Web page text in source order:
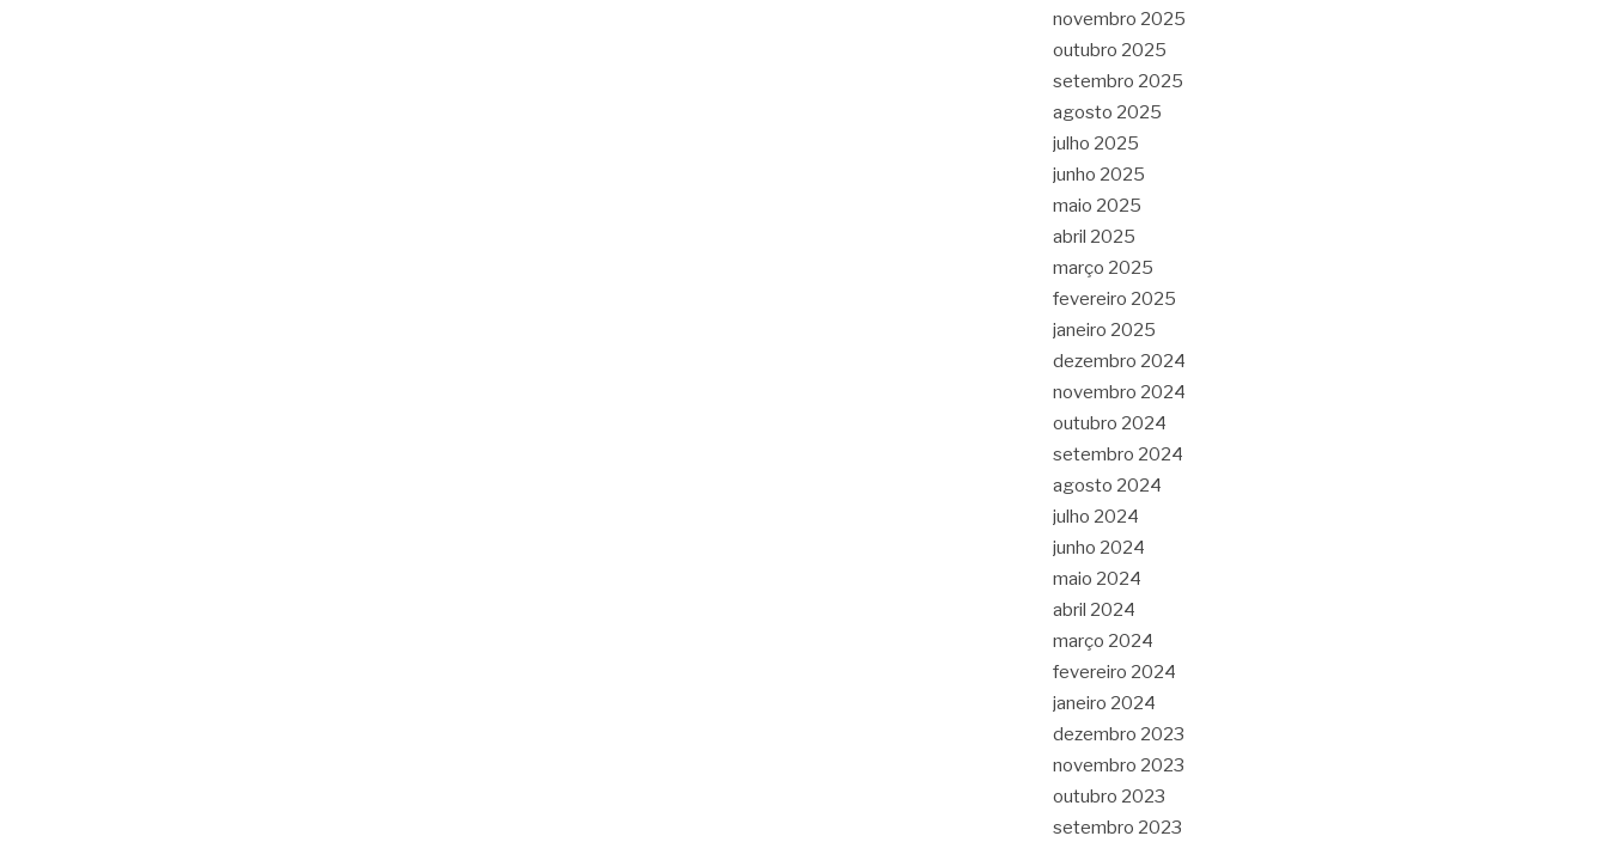
novembro 2025
outubro 2025
setembro 2025
agosto 2025
julho 2025
junho 2025
maio 2025
abril 2025
março 2025
fevereiro 2025
janeiro 2025
dezembro 2024
novembro 2024
outubro 2024
setembro 2024
agosto 2024
julho 2024
junho 2024
maio 2024
abril 2024
março 2024
fevereiro 2024
janeiro 2024
dezembro 2023
novembro 2023
outubro 2023
setembro 2023